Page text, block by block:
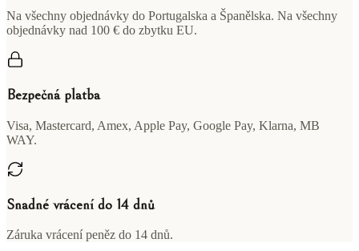
Na všechny objednávky do Portugalska a Španělska. Na všechny
objednávky nad 100 € do zbytku EU.
Bezpečná platba
Visa, Mastercard, Amex, Apple Pay, Google Pay, Klarna, MB
WAY.
Snadné vrácení do 14 dnů
Záruka vrácení peněz do 14 dnů.